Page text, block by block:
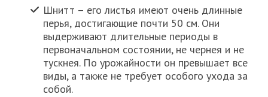
Шнитт – его листья имеют очень длинные
перья, достигающие почти 50 см. Они
выдерживают длительные периоды в
первоначальном состоянии, не чернея и не
тускнея. По урожайности он превышает все
виды, а также не требует особого ухода за
собой.